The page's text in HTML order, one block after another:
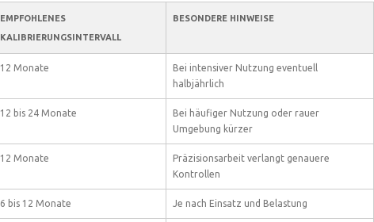
EMPFOHLENES
KALIBRIERUNGSINTERVALL
BESONDERE HINWEISE
12 Monate
Bei intensiver Nutzung eventuell
halbjährlich
12 bis 24 Monate
Bei häufiger Nutzung oder rauer
Umgebung kürzer
12 Monate
Präzisionsarbeit verlangt genauere
Kontrollen
6 bis 12 Monate Je nach Einsatz und Belastung